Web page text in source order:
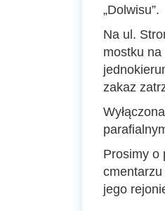
„Dolwisu”.
Na ul.
mostku
zakaz
Prosimy o
jego